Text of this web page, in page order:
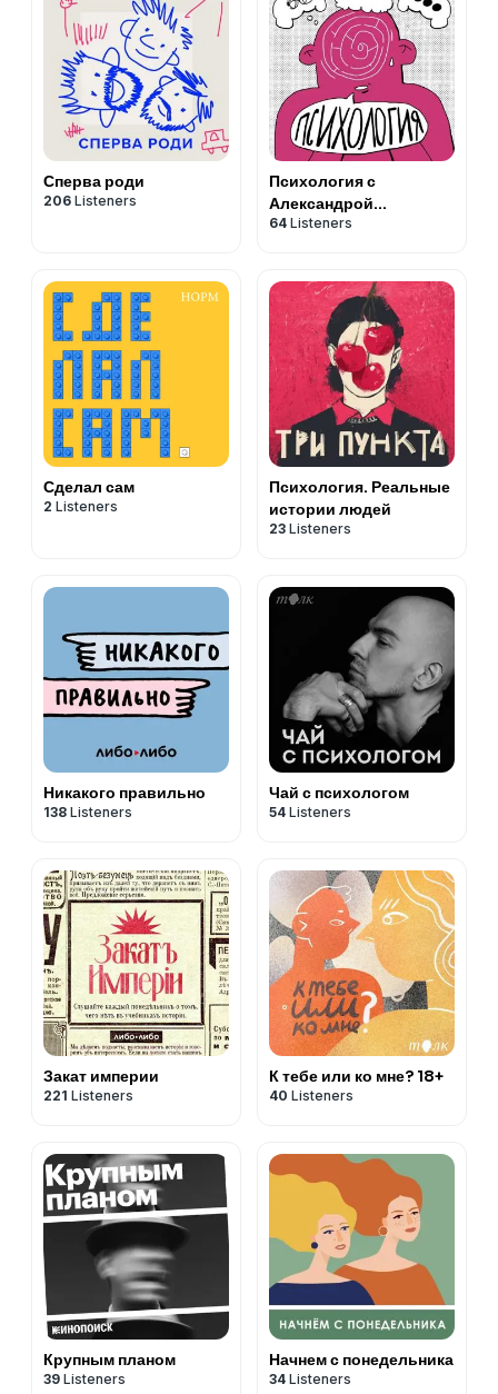
Сперва роди
206 Listeners
Психология с
Александрой
Яковлевой
64 Listeners
Сделал сам
2 Listeners
Психология. Реальные
истории людей
23 Listeners
Никакого правильно
138 Listeners
Чай с психологом
54 Listeners
Закат империи
221 Listeners
К тебе или ко мне? 18+
40 Listeners
Крупным планом
39 Listeners
Начнем с понедельника
34 Listeners